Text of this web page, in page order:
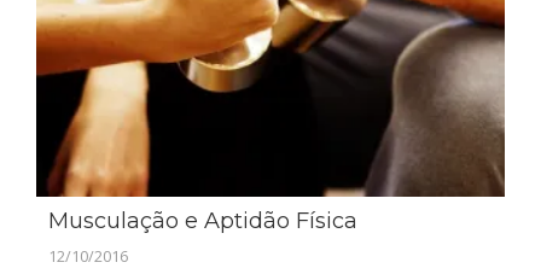
Musculação e Aptidão Física
12/10/2016